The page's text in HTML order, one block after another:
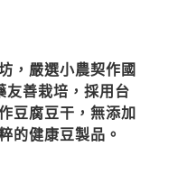
，嚴選小農契作國
友善栽培，採用台
豆腐豆干，無添加
的健康豆製品。